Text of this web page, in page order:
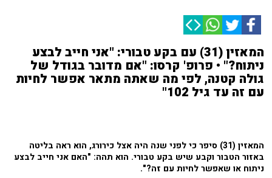
המאזין (31) עם בקע טבורי: "אני חייב לבצע
ניתוח?" • פרופ' קרסו: "אם מדובר בגודל של
גולה קטנה, לפי מה שאתה מתאר אפשר לחיות
עם זה עד גיל 102"
המאזין (31) סיפר כי לפני שנה היה אצל כירורג, הוא ראה בליטה
באזור הטבור וקבע שיש בקע טבורי. הוא תהה: "האם אני חייב לבצע
ניתוח או שאפשר לחיות עם זה?".